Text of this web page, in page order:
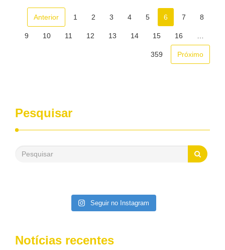
acumulado até março –, a taxa continua acima do que foi
estipulado como ideal pelas autoridades monetárias. Na
comparação mensal, o IPCA na capital pernambucana
passou de 0,98% em fevereiro para os atuais 0,37%. No
ano, a alta acumulada até agora é de 2,27%.
Anterior 1 2 3 4 5 6 7 8
9 10 11 12 13 14 15 16
359 Próximo
Pesquisar
Seguir no Instagram
Notícias recentes